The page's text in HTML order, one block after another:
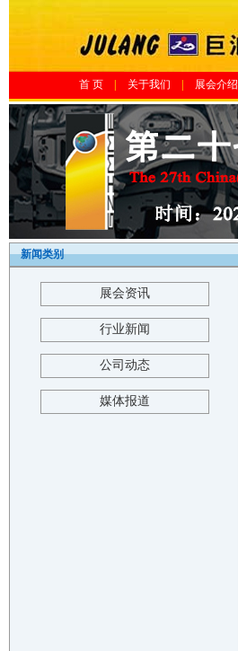
首 页 关于我们 展会介绍
新闻类别
展会资讯
行业新闻
公司动态
媒体报道